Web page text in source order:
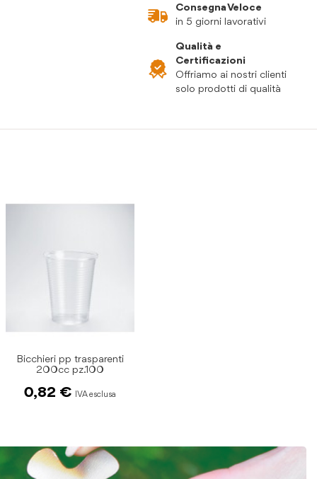
Consegna Veloce
in 5 giorni lavorativi
Qualità e
Certificazioni
Offriamo ai nostri clienti
solo prodotti di qualità
Bicchieri pp trasparenti
200cc pz.100
0,82 €